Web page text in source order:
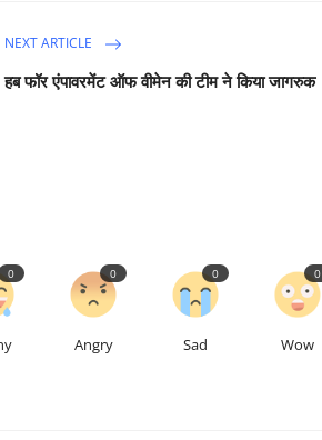
NEXT ARTICLE
हब फॉर एंपावरमेंट ऑफ वीमेन की टीम ने किया जागरुक
0
Angry
0
Sad
0
Wow
0